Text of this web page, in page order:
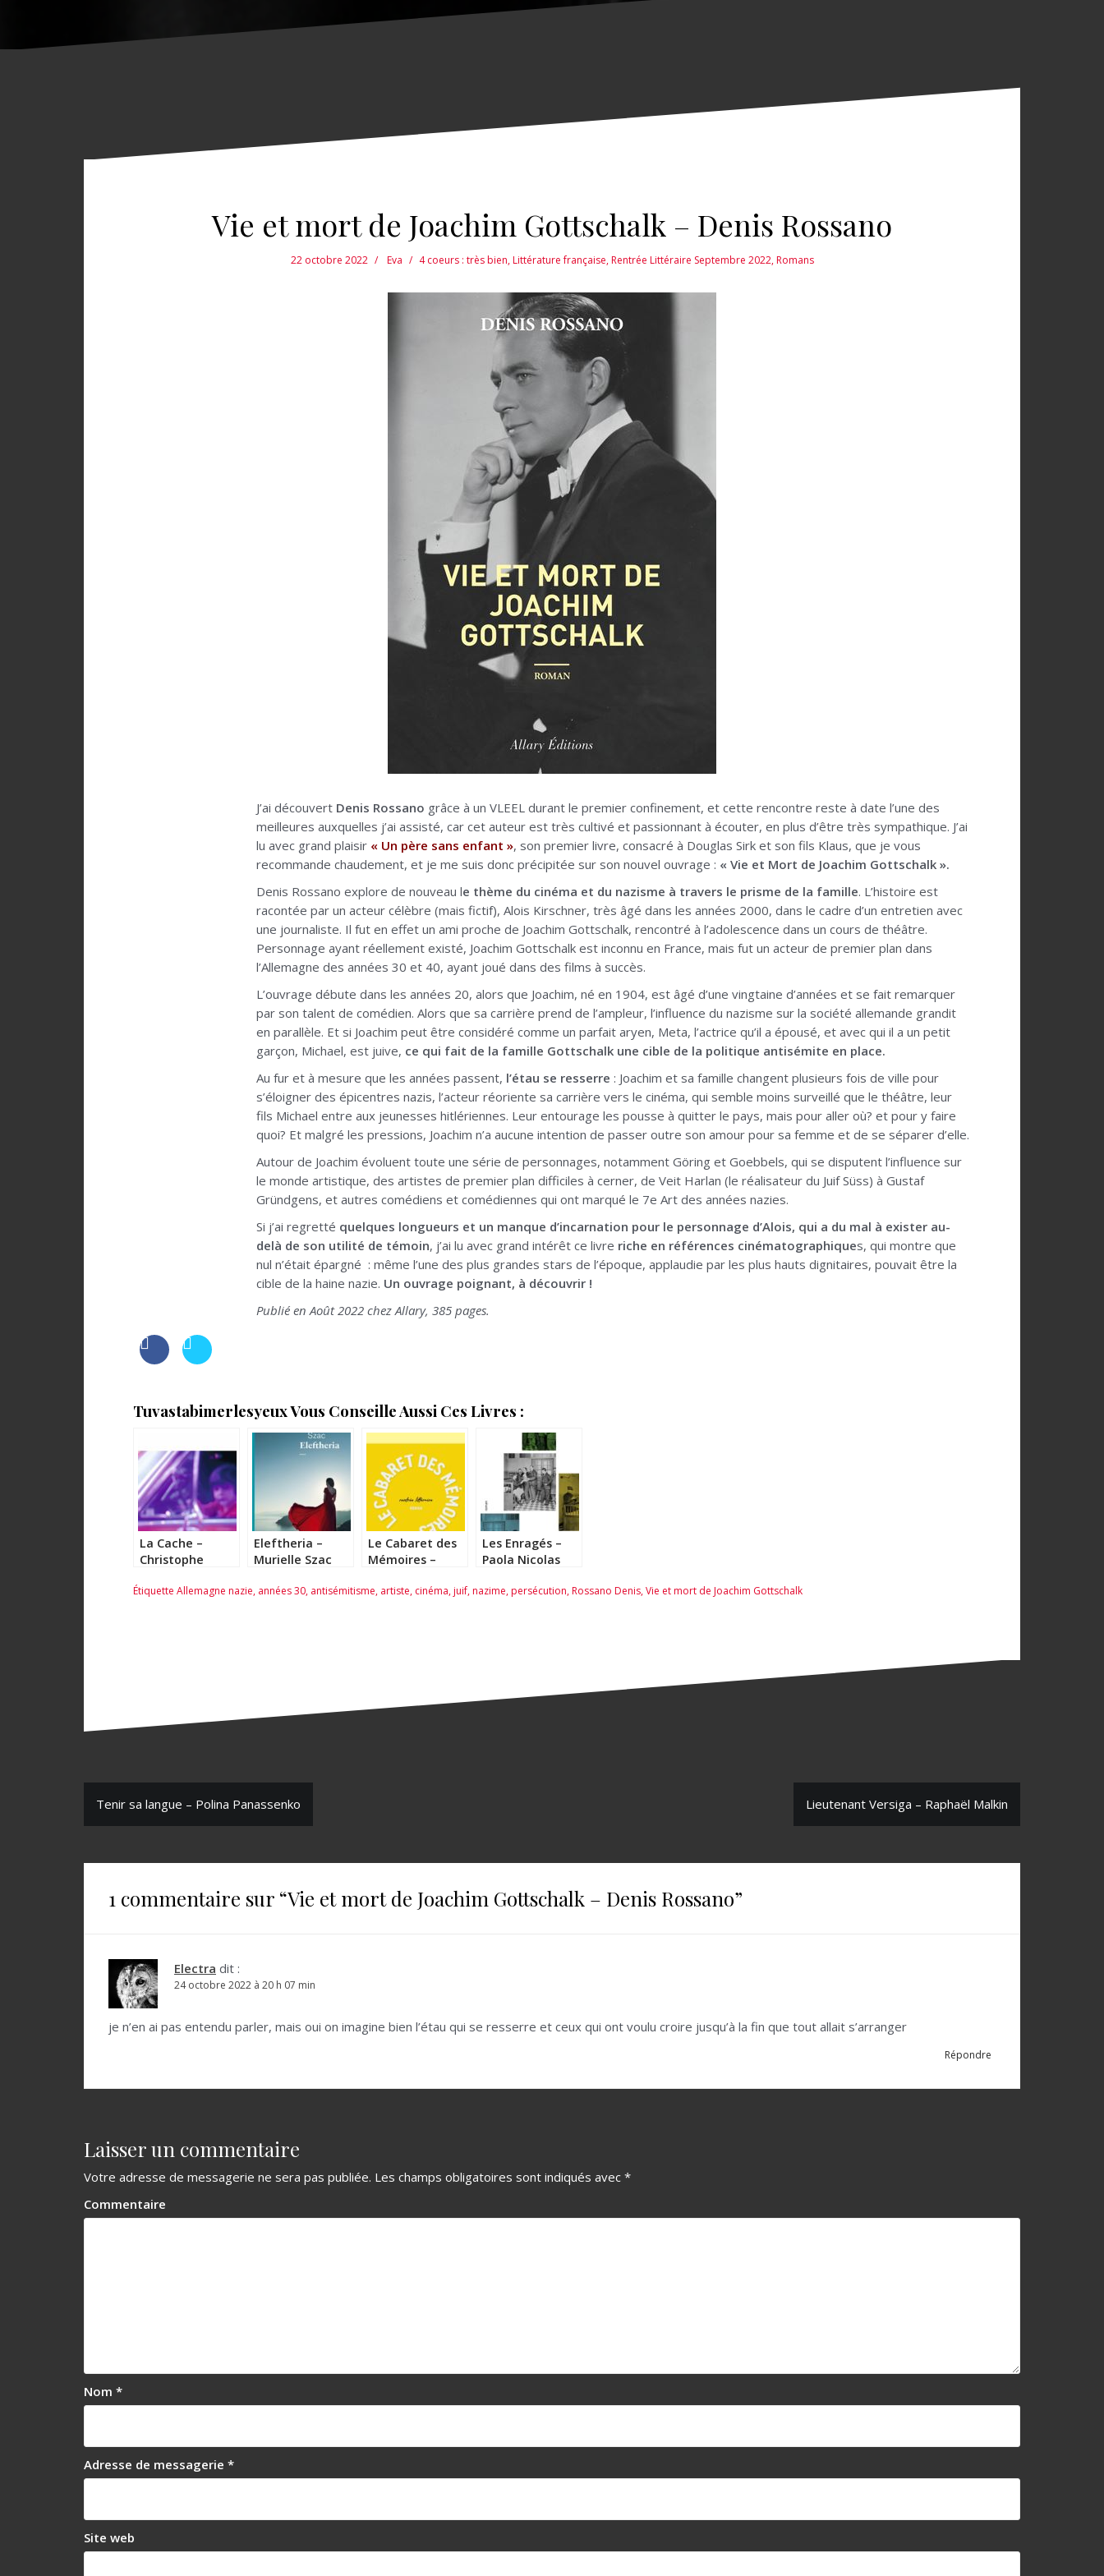
Vie et mort de Joachim Gottschalk – Denis Rossano
22 octobre 2022 Eva 4 coeurs : très bien,Littérature française,Rentrée Littéraire Septembre 2022,Romans
J’ai découvert Denis Rossano grâce à un VLEEL durant le premier confinement, et cette rencontre reste à date l’une des
meilleures auxquelles j’ai assisté, car cet auteur est très cultivé et passionnant à écouter, en plus d’être très sympathique. J’ai
lu avec grand plaisir « Un père sans enfant », son premier livre, consacré à Douglas Sirk et son fils Klaus, que je vous
recommande chaudement, et je me suis donc précipitée sur son nouvel ouvrage : « Vie et Mort de Joachim Gottschalk ».
Denis Rossano explore de nouveau le thème du cinéma et du nazisme à travers le prisme de la famille. L’histoire est
racontée par un acteur célèbre (mais fictif), Alois Kirschner, très âgé dans les années 2000, dans le cadre d’un entretien avec
une journaliste. Il fut en effet un ami proche de Joachim Gottschalk, rencontré à l’adolescence dans un cours de théâtre.
Personnage ayant réellement existé, Joachim Gottschalk est inconnu en France, mais fut un acteur de premier plan dans
l’Allemagne des années 30 et 40, ayant joué dans des films à succès.
L’ouvrage débute dans les années 20, alors que Joachim, né en 1904, est âgé d’une vingtaine d’années et se fait remarquer
par son talent de comédien. Alors que sa carrière prend de l’ampleur, l’influence du nazisme sur la société allemande grandit
en parallèle. Et si Joachim peut être considéré comme un parfait aryen, Meta, l’actrice qu’il a épousé, et avec qui il a un petit
garçon, Michael, est juive, ce qui fait de la famille Gottschalk une cible de la politique antisémite en place.
Au fur et à mesure que les années passent, l’étau se resserre : Joachim et sa famille changent plusieurs fois de ville pour
s’éloigner des épicentres nazis, l’acteur réoriente sa carrière vers le cinéma, qui semble moins surveillé que le théâtre, leur
fils Michael entre aux jeunesses hitlériennes. Leur entourage les pousse à quitter le pays, mais pour aller où? et pour y faire
quoi? Et malgré les pressions, Joachim n’a aucune intention de passer outre son amour pour sa femme et de se séparer d’elle.
Autour de Joachim évoluent toute une série de personnages, notamment Göring et Goebbels, qui se disputent l’influence sur
le monde artistique, des artistes de premier plan difficiles à cerner, de Veit Harlan (le réalisateur du Juif Süss) à Gustaf
Gründgens, et autres comédiens et comédiennes qui ont marqué le 7e Art des années nazies.
Si j’ai regretté quelques longueurs et un manque d’incarnation pour le personnage d’Alois, qui a du mal à exister au-
delà de son utilité de témoin, j’ai lu avec grand intérêt ce livre riche en références cinématographiques, qui montre que
nul n’était épargné : même l’une des plus grandes stars de l’époque, applaudie par les plus hauts dignitaires, pouvait être la
cible de la haine nazie. Un ouvrage poignant, à découvrir !
Publié en Août 2022 chez Allary, 385 pages.
Tuvastabimerlesyeux Vous Conseille Aussi Ces Livres :
La Cache –
Christophe
Eleftheria –
Murielle Szac
Le Cabaret des
Mémoires –
Les Enragés –
Paola Nicolas
Étiquette Allemagne nazie, années 30, antisémitisme, artiste, cinéma,juif,nazime,persécution,Rossano Denis,Vie et mort de Joachim Gottschalk
N
v
d
l
’
a
r
Tenir sa langue – Polina Panassenko Lieutenant Versiga – Raphaël Malkin
1 commentaire sur “Vie et mort de Joachim Gottschalk – Denis Rossano”
Electra dit :
24 octobre 2022 à 20 h 07 min
je n’en ai pas entendu parler, mais oui on imagine bien l’étau qui se resserre et ceux qui ont voulu croire jusqu’à la fin que tout allait s’arranger
Répondre
Laisser un commentaire
Votre adresse de messagerie ne sera pas publiée. Les champs obligatoires sont indiqués avec *
Commentaire
Nom *
Adresse de messagerie *
Site web